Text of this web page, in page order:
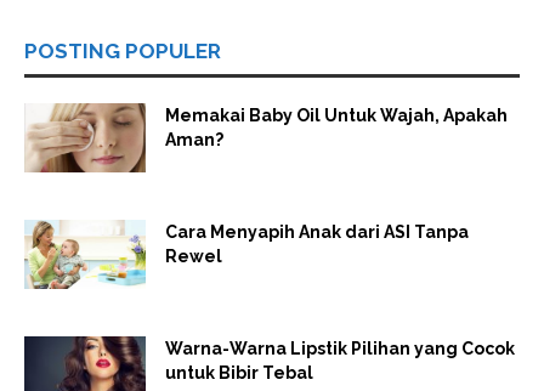
POSTING POPULER
Memakai Baby Oil Untuk Wajah, Apakah
Aman?
Cara Menyapih Anak dari ASI Tanpa
Rewel
Warna-Warna Lipstik Pilihan yang Cocok
untuk Bibir Tebal